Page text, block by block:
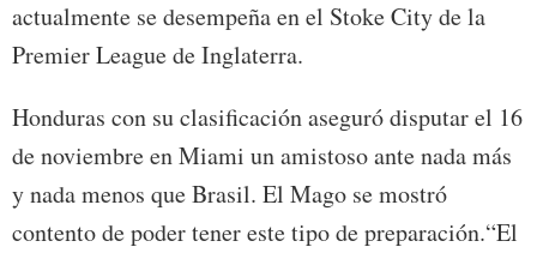
actualmente se desempeña en el Stoke City de la
Premier League de Inglaterra.
Honduras con su clasificación aseguró disputar el 16
de noviembre en Miami un amistoso ante nada más
y nada menos que Brasil. El Mago se mostró
contento de poder tener este tipo de preparación.“El